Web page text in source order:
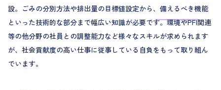
設。ごみの分別方法や排出量の目標値設定から、備えるべき機能
といった技術的な部分まで幅広い知識が必要です。環境やPFI関連
等の他分野の社員との調整能力など様々なスキルが求められます
が、社会貢献度の高い仕事に従事している自負をもって取り組ん
でいます。